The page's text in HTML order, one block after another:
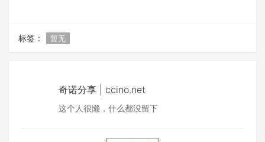
标签： 暂无
奇诺分享 | ccino.net
这个人很懒，什么都没留下